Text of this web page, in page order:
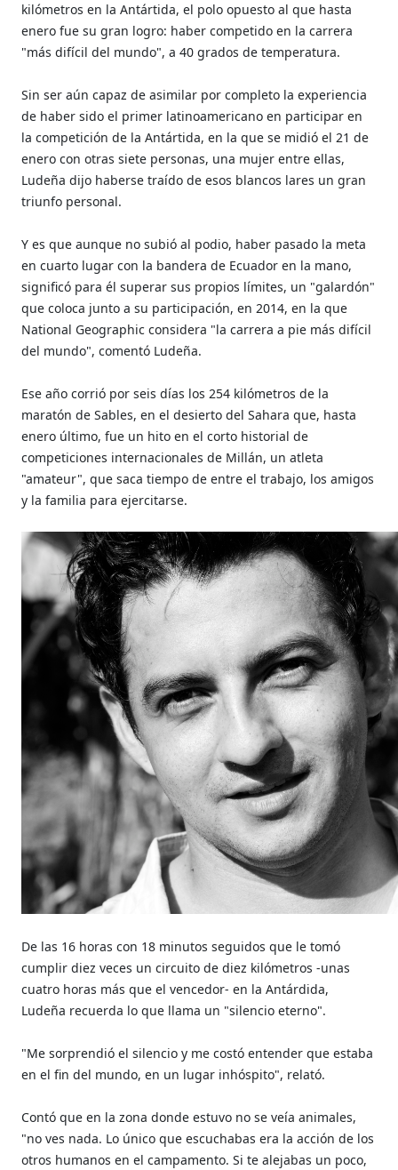
kilómetros en la Antártida, el polo opuesto al que hasta
enero fue su gran logro: haber competido en la carrera
"más difícil del mundo", a 40 grados de temperatura.
Sin ser aún capaz de asimilar por completo la experiencia
de haber sido el primer latinoamericano en participar en
la competición de la Antártida, en la que se midió el 21 de
enero con otras siete personas, una mujer entre ellas,
Ludeña dijo haberse traído de esos blancos lares un gran
triunfo personal.
Y es que aunque no subió al podio, haber pasado la meta
en cuarto lugar con la bandera de Ecuador en la mano,
significó para él superar sus propios límites, un "galardón"
que coloca junto a su participación, en 2014, en la que
National Geographic considera "la carrera a pie más difícil
del mundo", comentó Ludeña.
Ese año corrió por seis días los 254 kilómetros de la
maratón de Sables, en el desierto del Sahara que, hasta
enero último, fue un hito en el corto historial de
competiciones internacionales de Millán, un atleta
"amateur", que saca tiempo de entre el trabajo, los amigos
y la familia para ejercitarse.
De las 16 horas con 18 minutos seguidos que le tomó
cumplir diez veces un circuito de diez kilómetros -unas
cuatro horas más que el vencedor- en la Antárdida,
Ludeña recuerda lo que llama un "silencio eterno".
"Me sorprendió el silencio y me costó entender que estaba
en el fin del mundo, en un lugar inhóspito", relató.
Contó que en la zona donde estuvo no se veía animales,
"no ves nada. Lo único que escuchabas era la acción de los
otros humanos en el campamento. Si te alejabas un poco,